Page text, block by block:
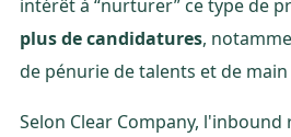
intérêt à “nurturer” ce type de
plus de candidatures,
de pénurie de talents et de
Selon Clear Company,